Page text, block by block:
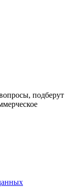
подберут